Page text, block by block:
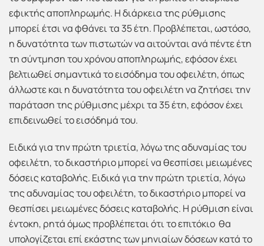
εφικτής αποπληρωμής. Η διάρκεια της ρύθμισης
μπορεί έτσι να φθάνει τα 35 έτη. Προβλέπεται, ωστόσο,
η δυνατότητα των πιστωτών να αιτούνται ανά πέντε έτη
τη σύντμηση του χρόνου αποπληρωμής, εφόσον έχει
βελτιωθεί σημαντικά το εισόδημα του οφειλέτη, όπως
άλλωστε και η δυνατότητα του οφειλέτη να ζητήσει την
παράταση της ρύθμισης μέχρι τα 35 έτη, εφόσον έχει
επιδεινωθεί το εισόδημά του.
Ειδικά για την πρώτη τριετία, λόγω της αδυναμίας του
οφειλέτη, το δικαστήριο μπορεί να θεσπίσει μειωμένες
δόσεις καταβολής. Ειδικά για την πρώτη τριετία, λόγω
της αδυναμίας του οφειλέτη, το δικαστήριο μπορεί να
θεσπίσει μειωμένες δόσεις καταβολής. Η ρύθμιση είναι
έντοκη, ρητά όμως προβλέπεται ότι το επιτόκιο θα
υπολογίζεται επί εκάστης των μηνιαίων δόσεων κατά το